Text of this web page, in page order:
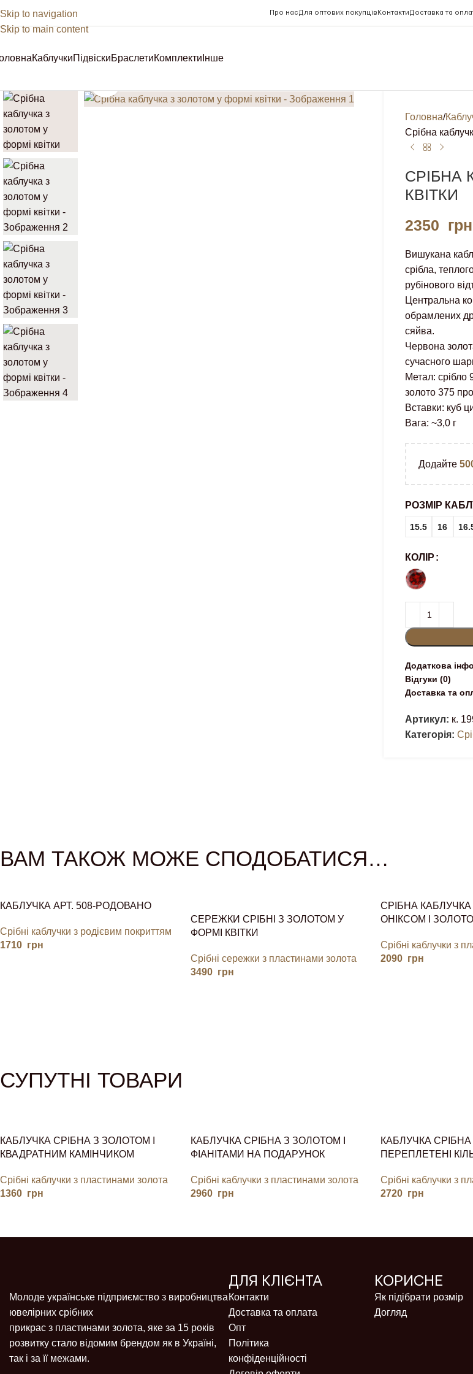
Skip to navigation
Skip to main content
Про насДля оптових покупців КонтактиДоставка та
КаблучкиПідвіскиБраслетиКомплекти Інше
Головна
Срібна
СРІБНА
КВІТКИ
2350 грн
Вишукана
срібла,
рубінового
Центральна
обрамлених
сяйва.
Червона
сучасного
Метал: срібло
золото 375
Вставки: куб
Вага: ~3,0 г
Додайте
РОЗМІР
15.5 16
КОЛІР
Додаткова
Відгуки (0)
Доставка та
Артикул: к.
Категорія:
ВАМ ТАКОЖ МОЖЕ СПОДОБАТИСЯ…
КАБЛУЧКА АРТ. 508-РОДОВАНО
Срібні каблучки з родієвим покриттям
1710 грн
СЕРЕЖКИ СРІБНІ З ЗОЛОТОМ У
ФОРМІ КВІТКИ
Срібні сережки з пластинами золота
3490 грн
СРІБНА
ОНІКСОМ І
Срібні каблучки з
2090 грн
СУПУТНІ ТОВАРИ
КАБЛУЧКА СРІБНА З ЗОЛОТОМ І
КВАДРАТНИМ КАМІНЧИКОМ
Срібні каблучки з пластинами золота
1360 грн
КАБЛУЧКА СРІБНА З ЗОЛОТОМ І
ФІАНІТАМИ НА ПОДАРУНОК
Срібні каблучки з пластинами золота
2960 грн
КАБЛУЧКА
ПЕРЕПЛЕТЕНІ
Срібні каблучки з
2720 грн
Молоде українське підприємство з виробництва
ювелірних срібних
прикрас з пластинами золота, яке за 15 років
розвитку стало відомим брендом як в Україні,
так і за її межами.
ДЛЯ КЛІЄНТА
Контакти
Доставка та оплата
Опт
Політика
конфіденційності
КОРИСНЕ
Як підібрати розмір
Догляд